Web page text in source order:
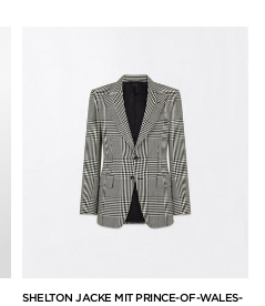
SHELTON JACKE MIT PRINCE-OF-WALES-